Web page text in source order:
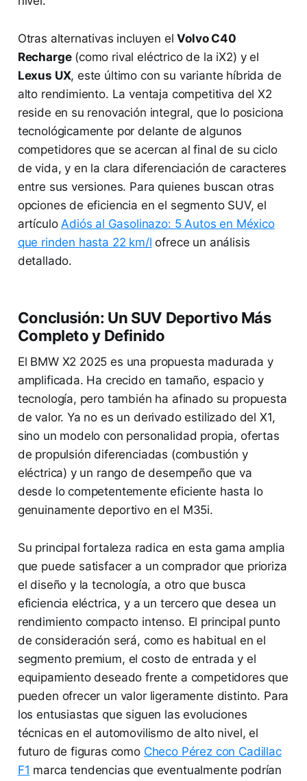
Otras alternativas incluyen elVolvo C40
Recharge(como rival eléctrico de la iX2) y el
Lexus UX, este último con su variante híbrida de
alto rendimiento. La ventaja competitiva del X2
reside en su renovación integral, que lo posiciona
tecnológicamente por delante de algunos
competidores que se acercan al final de su ciclo
de vida, y en la clara diferenciación de caracteres
entre sus versiones. Para quienes buscan otras
opciones de eficiencia en el segmento SUV, el
artículoAdiós al Gasolinazo: 5 Autos en México
que rinden hasta 22 km/l ofrece un análisis
detallado.
Conclusión: Un SUV Deportivo Más
Completo y Definido
El BMW X2 2025 es una propuesta madurada y
amplificada. Ha crecido en tamaño, espacio y
tecnología, pero también ha afinado su propuesta
de valor. Ya no es un derivado estilizado del X1,
sino un modelo con personalidad propia, ofertas
de propulsión diferenciadas (combustión y
eléctrica) y un rango de desempeño que va
desde lo competentemente eficiente hasta lo
genuinamente deportivo en el M35i.
Su principal fortaleza radica en esta gama amplia
que puede satisfacer a un comprador que prioriza
el diseño y la tecnología, a otro que busca
eficiencia eléctrica, y a un tercero que desea un
rendimiento compacto intenso. El principal punto
de consideración será, como es habitual en el
segmento premium, el costo de entrada y el
equipamiento deseado frente a competidores que
pueden ofrecer un valor ligeramente distinto. Para
los entusiastas que siguen las evoluciones
técnicas en el automovilismo de alto nivel, el
futuro de figuras como Checo Pérez con Cadillac
F1 marca tendencias que eventualmente podrían